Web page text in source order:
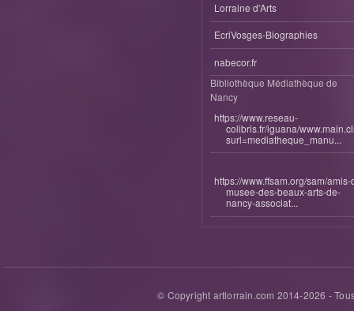
Lorraine d'Arts
EcriVosges-Biographies
nabecor.fr
Bibliothèque Médiathèque de
Nancy
https://www.reseau-
colibris.fr/iguana/
surl=mediatheque_manu...
https://www.ffsam.org/sam/amis-
musee-des-beaux-arts-de-
nancy-associat...
© Copyright artlorrain.com 2014-2026 -